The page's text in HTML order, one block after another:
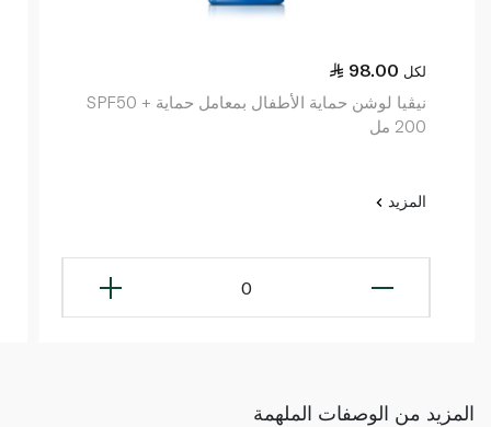
98.00 لكل
نيڤيا لوشن حماية الأطفال بمعامل حماية SPF50 +
200 مل
المزيد
0
المزيد من الوصفات الملهمة